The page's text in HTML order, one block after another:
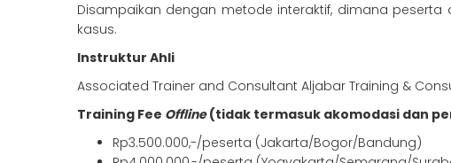
Disampaikan dengan metode interaktif, dimana
kasus.
Instruktur Ahli
Associated Trainer and Consultant Aljabar Training &
Training Fee Offline(tidak termasuk akomodasi dan
Rp3.500.000,-/peserta (Jakarta/Bogor/Bandung)